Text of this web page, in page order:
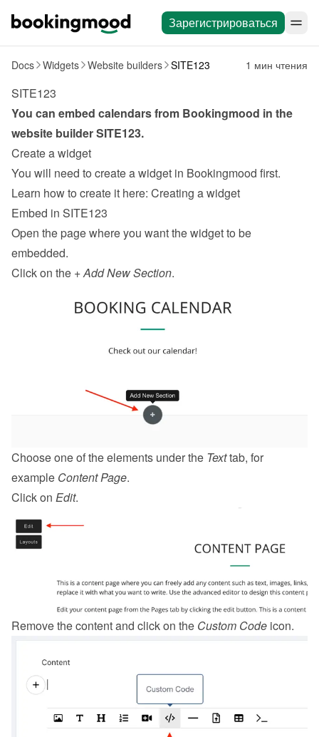
Зарегистрироваться
Docs Widgets Website builders SITE123 1 мин чтения
SITE123
You can embed calendars from Bookingmood in the
website builder SITE123.
Create a widget
You will need to create a widget in Bookingmood first.
Learn how to create it here: Creating a widget
Embed in SITE123
Open the page where you want the widget to be
embedded.
Click on the + Add New Section.
Choose one of the elements under the Text tab, for
example Content Page.
Click on Edit.
Remove the content and click on the Custom Code icon.